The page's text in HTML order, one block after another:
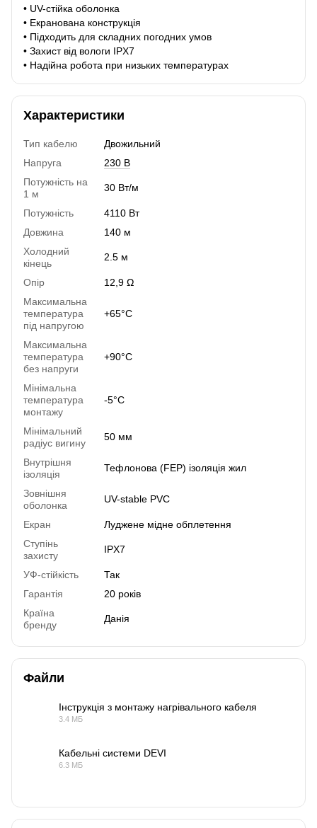
• UV-стійка оболонка
• Екранована конструкція
• Підходить для складних погодних умов
• Захист від вологи IPX7
• Надійна робота при низьких температурах
Характеристики
Тип кабелю
Двожильний
Напруга
230 В
Потужність на
1 м
30 Вт/м
Потужність
4110 Вт
Довжина
140 м
Холодний
кінець
2.5 м
Опір
12,9 Ω
Максимальна
температура
під напругою
+65°C
Максимальна
температура
без напруги
+90°C
Мінімальна
температура
монтажу
-5°C
Мінімальний
радіус вигину
50 мм
Внутрішня
ізоляція
Тефлонова (FEP) ізоляція жил
Зовнішня
оболонка
UV-stable PVC
Екран
Луджене мідне обплетення
Ступінь
захисту
IPX7
УФ-стійкість
Так
Гарантія
20 років
Країна
бренду
Данія
Файли
Інструкція з монтажу нагрівального кабеля
3.4 МБ
Кабельні системи DEVI
6.3 МБ